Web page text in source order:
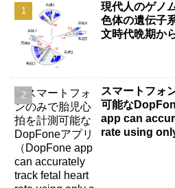
現代人のゲノ
色体の遺伝子
文時代晩期か
スマートフォ
可能な
app can
rate using